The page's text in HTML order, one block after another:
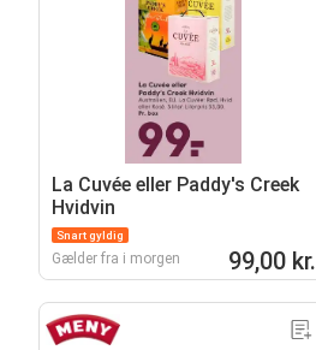
La Cuvée eller Paddy's Creek
Hvidvin
Snart gyldig
Gælder fra i morgen 99,00 kr.